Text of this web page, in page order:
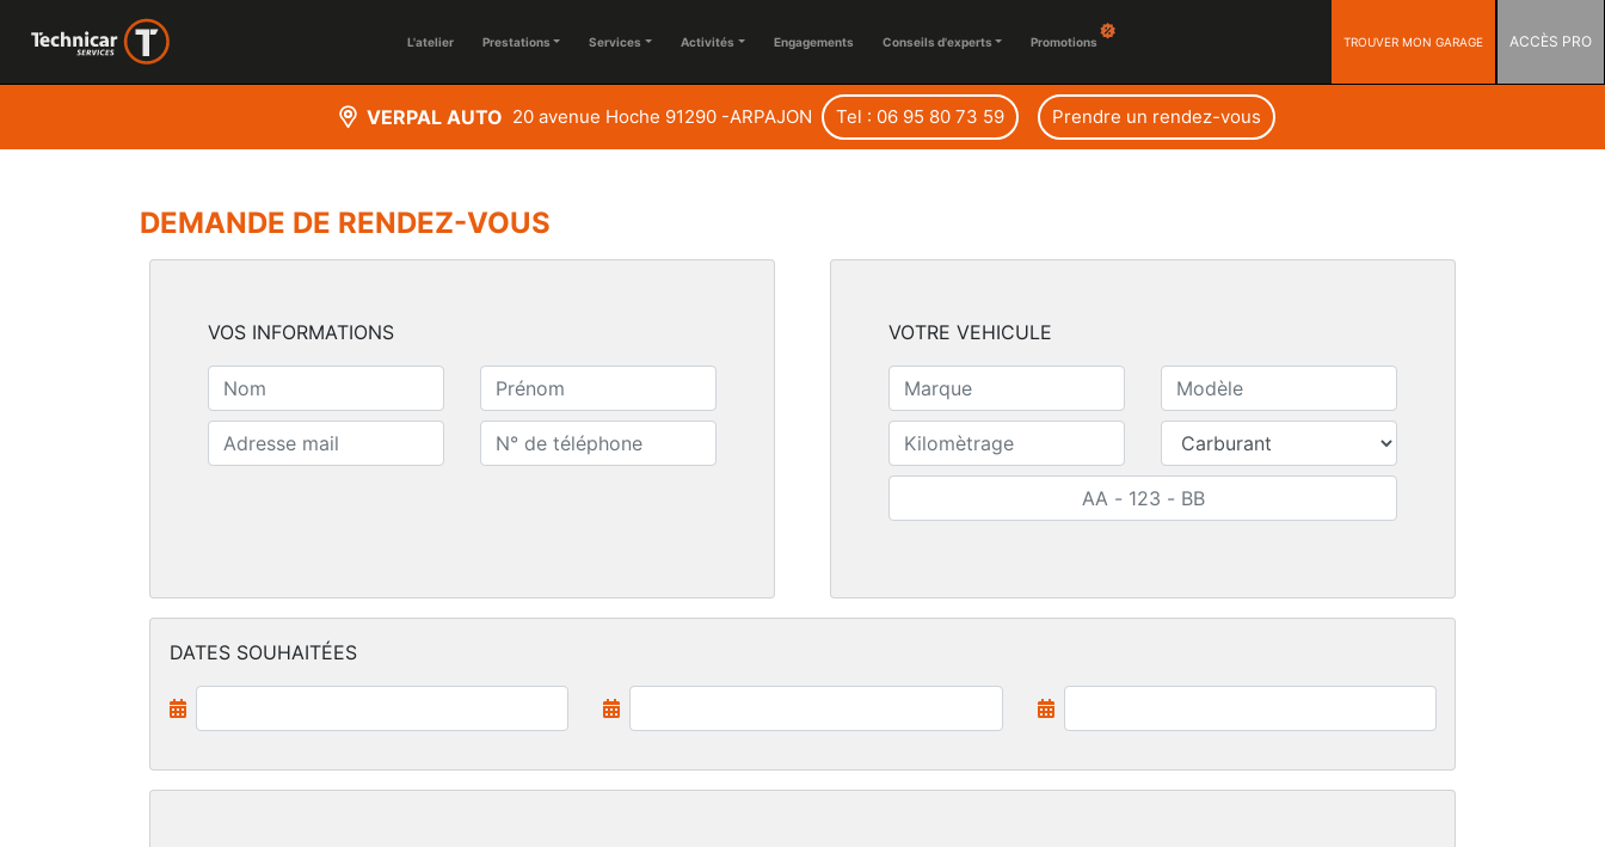
L'atelier Prestations Services Activités Engagements Conseils d'experts Promotions TROUVER MON GARAGE ACCÈS PRO
VERPAL AUTO 20 avenue Hoche 91290 -ARPAJON Tel : 06 95 80 73 59 Prendre un rendez-vous
DEMANDE DE RENDEZ-VOUS
VOS INFORMATIONS VOTRE VEHICULE
DATES SOUHAITÉES